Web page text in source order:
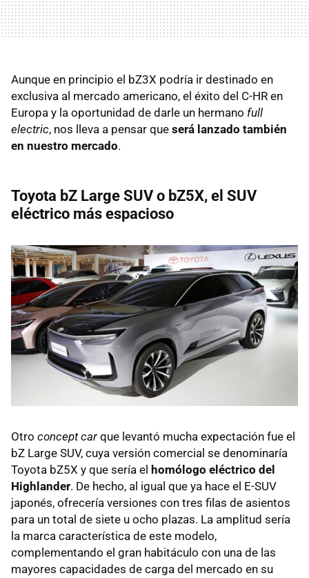
Aunque en principio el bZ3X podría ir destinado en
exclusiva al mercado americano, el éxito del C-HR en
Europa y la oportunidad de darle un hermano full
electric, nos lleva a pensar que será lanzado también
en nuestro mercado.
Toyota bZ Large SUV o bZ5X, el SUV
eléctrico más espacioso
Otro concept car que levantó mucha expectación fue el
bZ Large SUV, cuya versión comercial se denominaría
Toyota bZ5X y que sería el homólogo eléctrico del
Highlander. De hecho, al igual que ya hace el E-SUV
japonés, ofrecería versiones con tres filas de asientos
para un total de siete u ocho plazas. La amplitud sería
la marca característica de este modelo,
complementando el gran habitáculo con una de las
mayores capacidades de carga del mercado en su